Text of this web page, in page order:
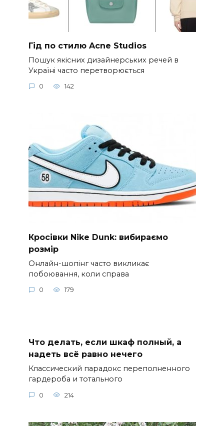
Гід по стилю Acne Studios
Пошук якісних дизайнерських речей в
Україні часто перетворюється
0 142
Кросівки Nike Dunk: вибираємо
розмір
Онлайн-шопінг часто викликає
побоювання, коли справа
0 179
Что делать, если шкаф полный, а
надеть всё равно нечего
Классический парадокс переполненного
гардероба и тотального
0 214